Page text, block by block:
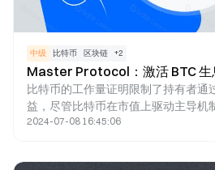
中级 比特币 区块链 +2
Master Protocol：激活 BTC 生
比特币的工作量证明限制了持有者通
益，尽管比特币在市值上驱动主导机
充分利用。通过主协议协议，用户可
2024-07-08 16:45:06